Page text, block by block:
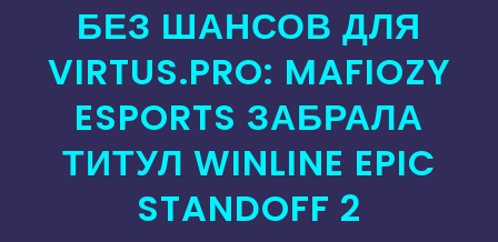
БЕЗ ШАНСОВ ДЛЯ
VIRTUS.PRO: MAFIOZY
ESPORTS ЗАБРАЛА
ТИТУЛ WINLINE EPIC
STANDOFF 2